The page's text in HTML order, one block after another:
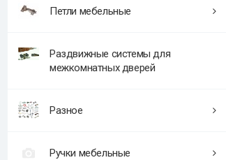
Петли мебельные
Раздвижные системы для
межкомнатных дверей
Разное
Ручки мебельные